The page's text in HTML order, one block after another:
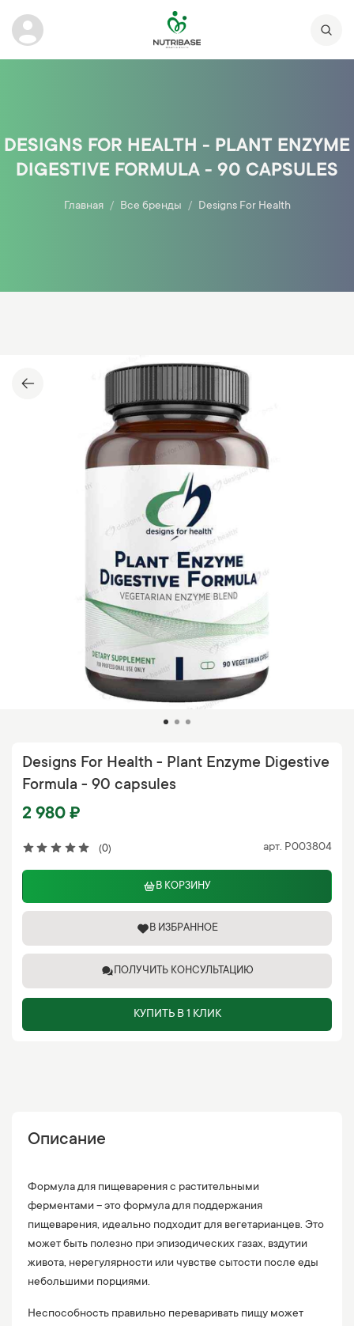
DESIGNS FOR HEALTH - PLANT ENZYME
DIGESTIVE FORMULA - 90 CAPSULES
Главная Все бренды Designs For Health
(0) арт. P003804
Designs For Health - Plant Enzyme Digestive
Formula - 90 capsules
2 980 ₽
В КОРЗИНУ
В ИЗБРАННОЕ
ПОЛУЧИТЬ КОНСУЛЬТАЦИЮ
КУПИТЬ В 1 КЛИК
Описание
Формула для пищеварения с растительными
ферментами – это формула для поддержания
пищеварения, идеально подходит для вегетарианцев. Это
может быть полезно при эпизодических газах, вздутии
живота, нерегулярности или чувстве сытости после еды
небольшими порциями.
Неспособность правильно переваривать пищу может